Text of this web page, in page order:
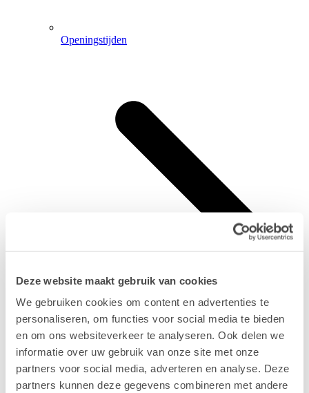
Deze website maakt gebruik van cookies
We gebruiken cookies om content en advertenties te
personaliseren, om functies voor social media te bieden
en om ons websiteverkeer te analyseren. Ook delen we
informatie over uw gebruik van onze site met onze
partners voor social media, adverteren en analyse. Deze
partners kunnen deze gegevens combineren met andere
Openingstijden